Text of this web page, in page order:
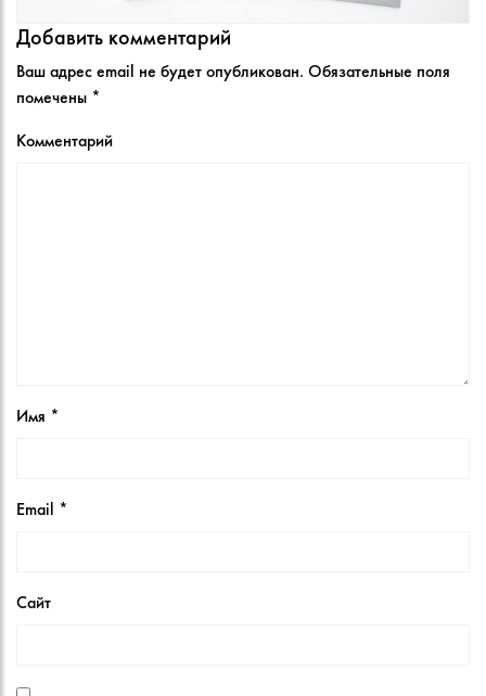
Добавить комментарий
Ваш адрес email не будет опубликован. Обязательные поля
помечены *
Комментарий
Имя *
Email *
Сайт